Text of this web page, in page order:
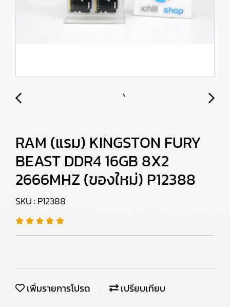
RAM (แรม) KINGSTON FURY
BEAST DDR4 16GB 8X2
2666MHZ (ของใหม่) P12388
SKU : P12388
เพิ่มรายการโปรด
เปรียบเทียบ